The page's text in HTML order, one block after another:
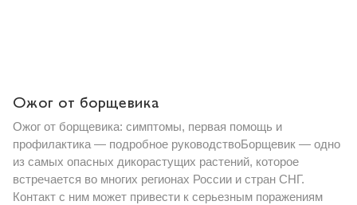
Ожог от борщевика
Ожог от борщевика: симптомы, первая помощь и
профилактика — подробное руководствоБорщевик — одно
из самых опасных дикорастущих растений, которое
встречается во многих регионах России и стран СНГ.
Контакт с ним может привести к серьезным поражениям